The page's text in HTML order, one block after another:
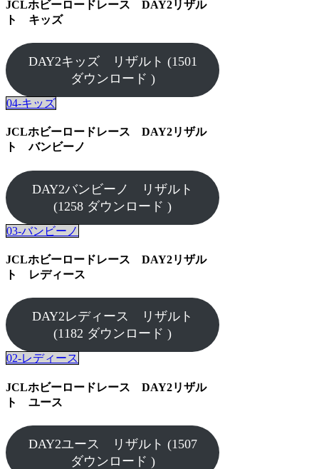
JCLホビーロードレース DAY2リザル
ト キッズ
DAY2キッズ リザルト (1501
ダウンロード )
04-キッズ
JCLホビーロードレース DAY2リザル
ト バンビーノ
DAY2バンビーノ リザルト
(1258 ダウンロード )
03-バンビーノ
JCLホビーロードレース DAY2リザル
ト レディース
DAY2レディース リザルト
(1182 ダウンロード )
02-レディース
JCLホビーロードレース DAY2リザル
ト ユース
DAY2ユース リザルト (1507
ダウンロード )